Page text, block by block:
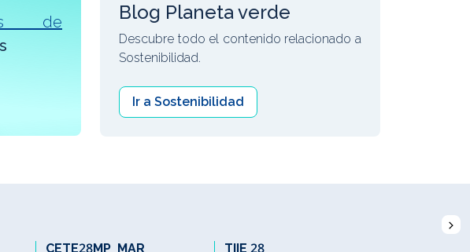
de
Blog Planeta verde
Descubre todo el contenido relacionado a
Sostenibilidad.
Ir a Sostenibilidad
CETE28MP_MAR TIIE 28